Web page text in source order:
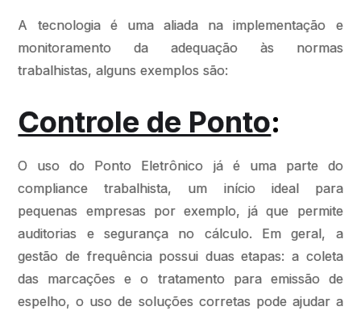
A tecnologia é uma aliada na implementação e
monitoramento da adequação às normas
trabalhistas, alguns exemplos são:
Controle de Ponto:
O uso do Ponto Eletrônico já é uma parte do
compliance trabalhista, um início ideal para
pequenas empresas por exemplo, já que permite
auditorias e segurança no cálculo. Em geral, a
gestão de frequência possui duas etapas: a coleta
das marcações e o tratamento para emissão de
espelho, o uso de soluções corretas pode ajudar a